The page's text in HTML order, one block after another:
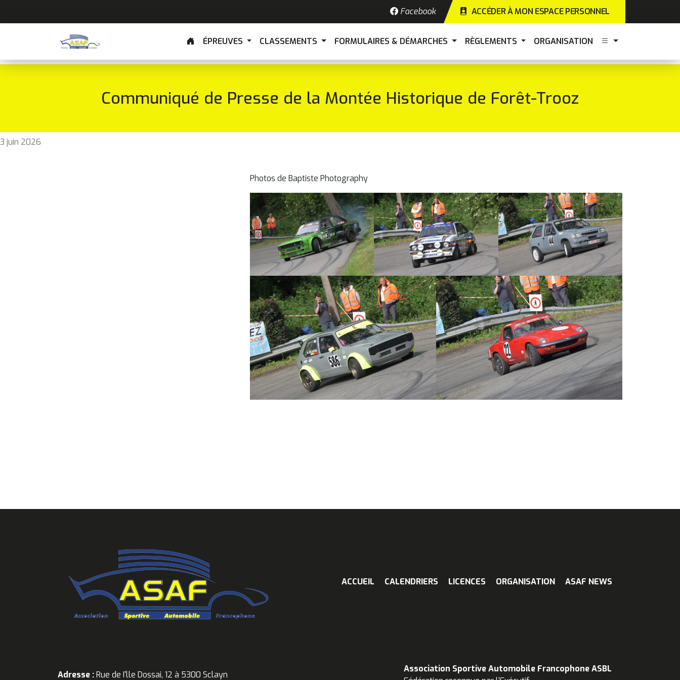
Facebook ACCÉDER À MON ESPACE PERSONNEL
ÉPREUVES CLASSEMENTS FORMULAIRES & DÉMARCHES RÈGLEMENTS ORGANISATION
Communiqué de Presse de la Montée Historique de Forêt-Trooz
3 juin 2026
Photos de Baptiste Photography
ACCUEIL CALENDRIERS LICENCES ORGANISATION ASAF NEWS
Adresse :Rue de I'lle Dossai, 12 à 5300 Sclayn
Association Sportive Automobile Francophone ASBL